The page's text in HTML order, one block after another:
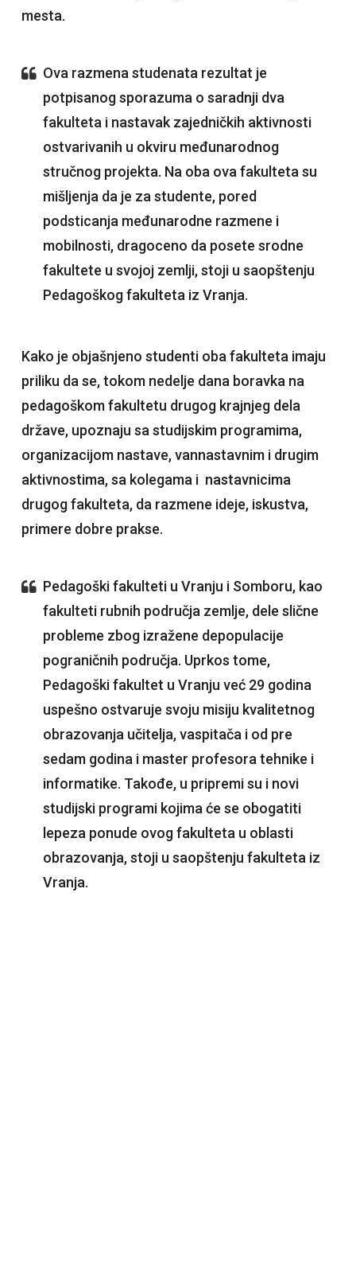
mesta.
Ova razmena studenata rezultat je
potpisanog sporazuma o saradnji dva
fakulteta i nastavak zajedničkih aktivnosti
ostvarivanih u okviru međunarodnog
stručnog projekta. Na oba ova fakulteta su
mišljenja da je za studente, pored
podsticanja međunarodne razmene i
mobilnosti, dragoceno da posete srodne
fakultete u svojoj zemlji, stoji u saopštenju
Pedagoškog fakulteta iz Vranja.
Kako je objašnjeno studenti oba fakulteta imaju
priliku da se, tokom nedelje dana boravka na
pedagoškom fakultetu drugog krajnjeg dela
države, upoznaju sa studijskim programima,
organizacijom nastave, vannastavnim i drugim
aktivnostima, sa kolegama i nastavnicima
drugog fakulteta, da razmene ideje, iskustva,
primere dobre prakse.
Pedagoški fakulteti u Vranju i Somboru, kao
fakulteti rubnih područja zemlje, dele slične
probleme zbog izražene depopulacije
pograničnih područja. Uprkos tome,
Pedagoški fakultet u Vranju već 29 godina
uspešno ostvaruje svoju misiju kvalitetnog
obrazovanja učitelja, vaspitača i od pre
sedam godina i master profesora tehnike i
informatike. Takođe, u pripremi su i novi
studijski programi kojima će se obogatiti
lepeza ponude ovog fakulteta u oblasti
obrazovanja, stoji u saopštenju fakulteta iz
Vranja.